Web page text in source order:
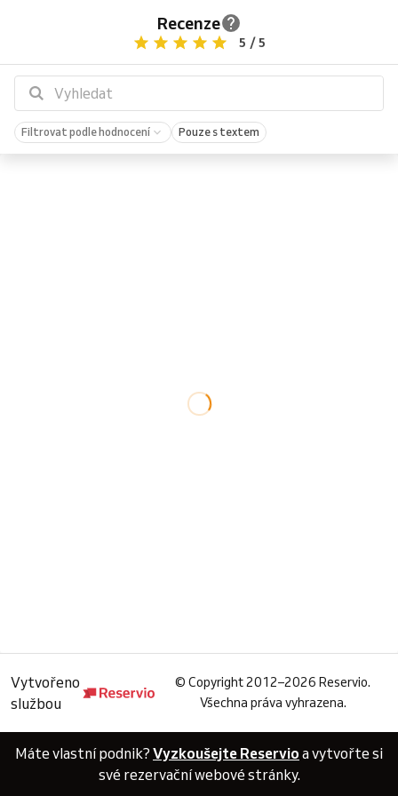
Recenze
5 / 5
Filtrovat podle hodnocení Pouze s textem
Vytvořeno
službou
© Copyright 2012–2026 Reservio.
Všechna práva vyhrazena.
Máte vlastní podnik? Vyzkoušejte Reservio a vytvořte si
své rezervační webové stránky.